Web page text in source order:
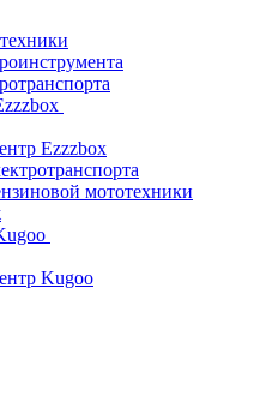
Ezzzbox
мототехники
Kugoo